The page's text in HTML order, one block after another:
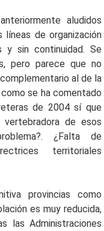
aludidos
de organización
y sin continuidad. Se
pero parece que no
al de la
se ha comentado
de 2004 sí que
de esos
¿Falta de
territoriales
provincias como
es muy reducida,
las Administraciones